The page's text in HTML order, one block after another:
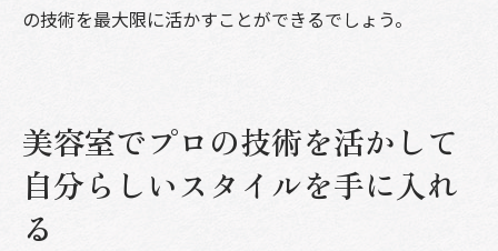
の技術を最大限に活かすことができるでしょう。
美容室でプロの技術を活かして
自分らしいスタイルを手に入れ
る